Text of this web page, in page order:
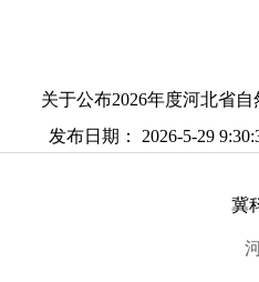
关于公布2026年度河北省
发布日期： 2026-5-29
冀